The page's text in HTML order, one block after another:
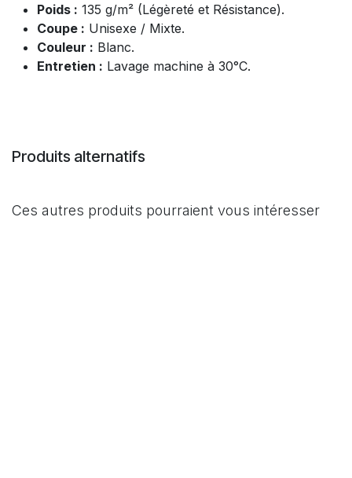
Poids : 135 g/m² (Légèreté et Résistance).
Coupe : Unisexe / Mixte.
Couleur : Blanc.
Entretien : Lavage machine à 30°C.
Produits alternatifs
Ces autres produits pourraient vous intéresser